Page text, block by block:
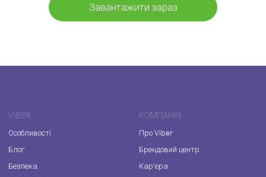
Завантажити зараз
VIBER
Особливості
Блог
Безпека
КОМПАНІЯ
Про Viber
Брендовий центр
Кар'єра